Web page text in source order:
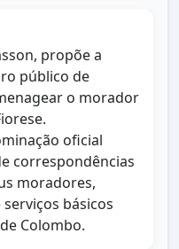
propõe a
público de
o morador
oficial
correspondências
moradores,
básicos
Colombo.